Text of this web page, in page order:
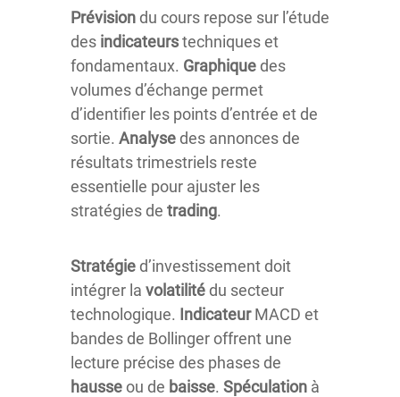
Prévision du cours repose sur l’étude
des indicateurstechniques et
fondamentaux. Graphique des
volumes d’échange permet
d’identifier les points d’entrée et de
sortie. Analyse des annonces de
résultats trimestriels reste
essentielle pour ajuster les
stratégies de trading.
Stratégie d’investissement doit
intégrer la volatilité du secteur
technologique. IndicateurMACD et
bandes de Bollinger offrent une
lecture précise des phases de
hausseou de baisse. Spéculation à